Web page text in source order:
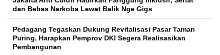
dan Bebas Narkoba Lewat Balik Nge Gigs
Pedagang Tegaskan Dukung Revitalisasi Pasar Taman
Puring, Harapkan Pemprov DKI Segera Realisasikan
Pembangunan